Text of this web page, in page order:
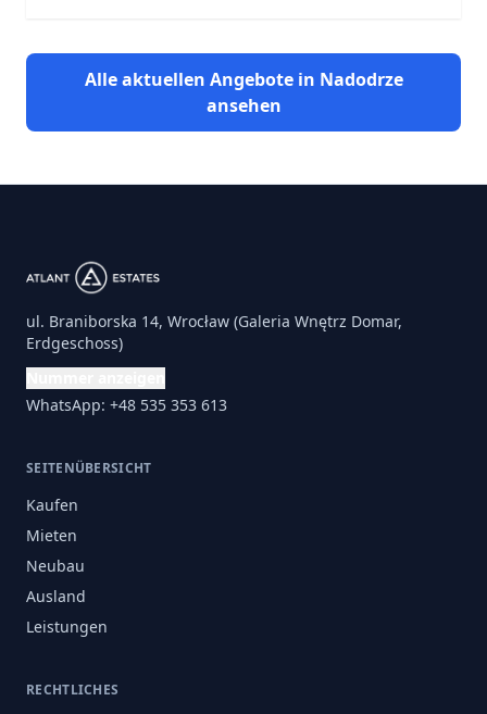
Alle aktuellen Angebote in Nadodrze
ansehen
ul. Braniborska 14, Wrocław (Galeria Wnętrz Domar,
Erdgeschoss)
WhatsApp: +48 535 353 613
SEITENÜBERSICHT
Kaufen
Mieten
Neubau
Ausland
Leistungen
RECHTLICHES